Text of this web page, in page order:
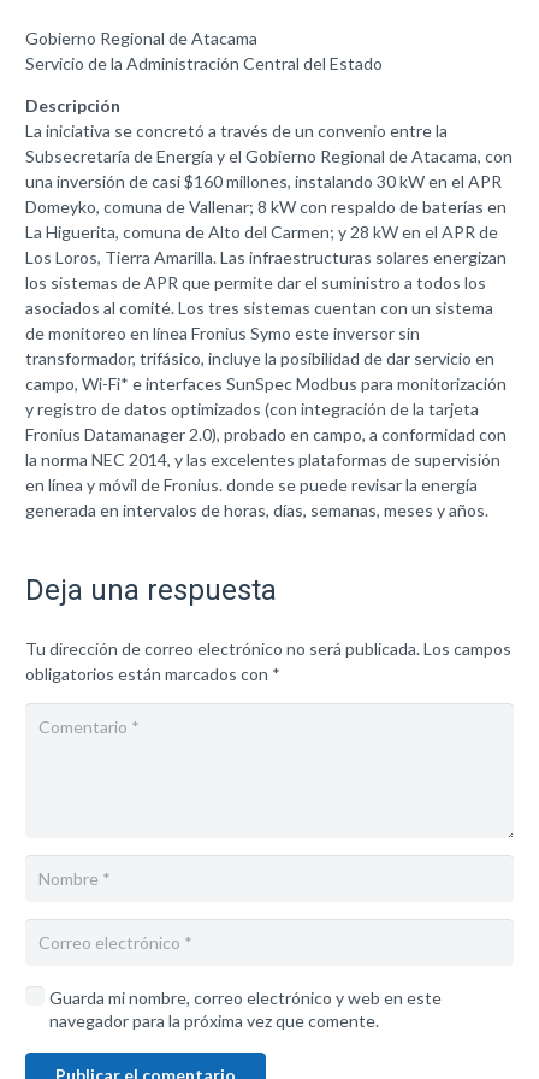
Gobierno Regional de Atacama
Servicio de la Administración Central del Estado
Descripción
La iniciativa se concretó a través de un convenio entre la
Subsecretaría de Energía y el Gobierno Regional de Atacama, con
una inversión de casi $160 millones, instalando 30 kW en el APR
Domeyko, comuna de Vallenar; 8 kW con respaldo de baterías en
La Higuerita, comuna de Alto del Carmen; y 28 kW en el APR de
Los Loros, Tierra Amarilla. Las infraestructuras solares energizan
los sistemas de APR que permite dar el suministro a todos los
asociados al comité. Los tres sistemas cuentan con un sistema
de monitoreo en línea Fronius Symo este inversor sin
transformador, trifásico, incluye la posibilidad de dar servicio en
campo, Wi-Fi* e interfaces SunSpec Modbus para monitorización
y registro de datos optimizados (con integración de la tarjeta
Fronius Datamanager 2.0), probado en campo, a conformidad con
la norma NEC 2014, y las excelentes plataformas de supervisión
en línea y móvil de Fronius. donde se puede revisar la energía
generada en intervalos de horas, días, semanas, meses y años.
Deja una respuesta
Tu dirección de correo electrónico no será publicada.Los campos
obligatorios están marcados con *
Guarda mi nombre, correo electrónico y web en este
navegador para la próxima vez que comente.
Publicar el comentario